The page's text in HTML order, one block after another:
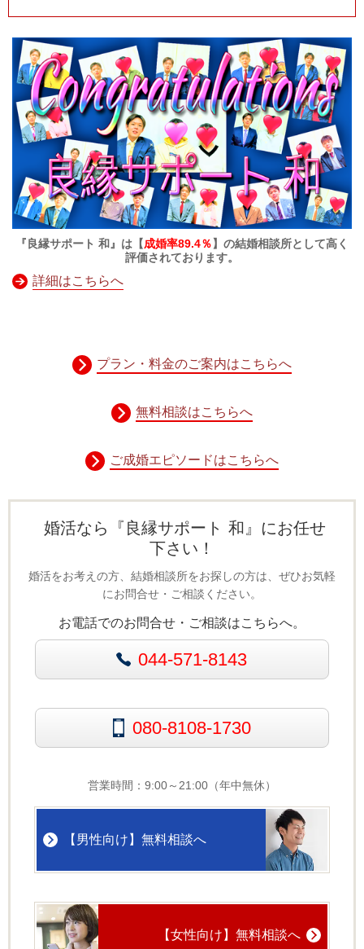
『良縁サポート 和』は【成婚率89.4％】の結婚相談所として高く
評価されております。
詳細はこちらへ
プラン・料金のご案内はこちらへ
無料相談はこちらへ
ご成婚エピソードはこちらへ
婚活なら『良縁サポート 和』にお任せ
下さい！
婚活をお考えの方、結婚相談所をお探しの方は、ぜひお気軽
にお問合せ・ご相談ください。
お電話でのお問合せ・ご相談はこちらへ。
044-571-8143
080-8108-1730
営業時間：9:00～21:00（年中無休）
【男性向け】無料相談へ
【女性向け】無料相談へ